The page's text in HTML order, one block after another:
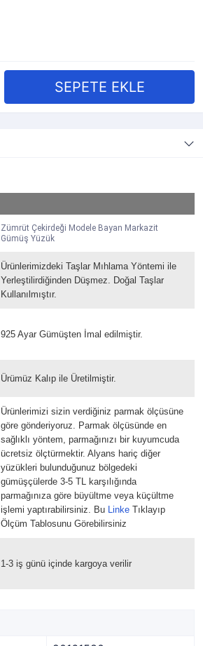
Zümrüt Çekirdeği Modele Bayan Markazit
Gümüş Yüzük
Ürünlerimizdeki Taşlar Mıhlama Yöntemi ile
Yerleştilirdiğinden Düşmez. Doğal Taşlar
Kullanılmıştır.
925 Ayar Gümüşten İmal edilmiştir.
Ürümüz Kalıp ile Üretilmiştir.
Ürünlerimizi sizin verdiğiniz parmak ölçüsüne
göre gönderiyoruz. Parmak ölçüsünde en
sağlıklı yöntem, parmağınızı bir kuyumcuda
ücretsiz ölçtürmektir. Alyans hariç diğer
yüzükleri bulunduğunuz bölgedeki
gümüşçülerde 3-5 TL karşılığında
parmağınıza göre büyültme veya küçültme
işlemi yaptırabilirsiniz. Bu Linke Tıklayıp
Ölçüm Tablosunu Görebilirsiniz
1-3 iş günü içinde kargoya verilir